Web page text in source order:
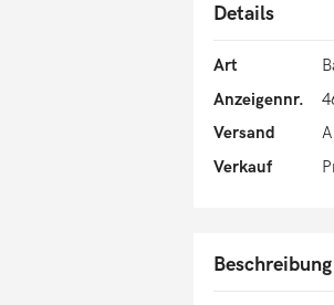
Details
Art
Anzeigennr.
Versand
Verkauf
Beschreibung